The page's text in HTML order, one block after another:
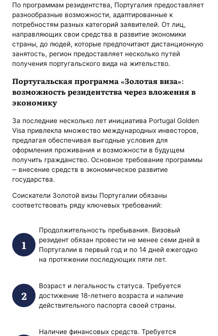
По программам резидентства, Португалия предоставляет
разнообразные возможности, адаптированные к
потребностям разных категорий заявителей. От лиц,
направляющих свои средства в развитие экономики
страны, до людей, которые предпочитают дистанционную
занятость, регион предоставляет несколько путей
получения португальского вида на жительство.
Португальская программа «Золотая виза»:
возможность резидентства через вложения в
экономику
За последние несколько лет инициатива Portugal Golden
Visa привлекла множество международных инвесторов,
предлагая обеспечивая выгодные условия для
оформления проживания и возможности в будущем
получить гражданство. Основное требование программы
‒ внесение средств в экономическое развитие
государства.
Соискатели Золотой визы Португалии обязаны
соответствовать ряду ключевых требований:
Продолжительность пребывания. Визовый
резидент обязан провести не менее семи дней в
Португалии в первый год и по 14 дней ежегодно
на протяжении последующих пяти лет.
Возраст и легальность статуса. Требуется
достижение 18-летнего возраста и наличие
действительного паспорта своей страны.
Наличие финансовых средств. Требуется